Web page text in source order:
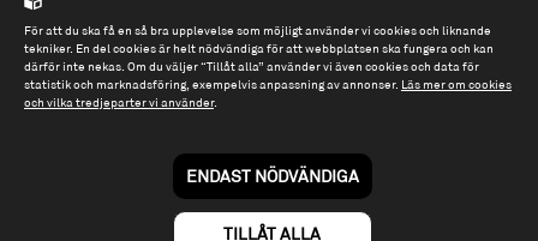
Org.nr: 556614-2906
Tel: 08 - 545 813 40
Om webbplatsen & cookies
Till spiltan.se
För att du ska få en så bra upplevelse som möjligt använder vi cookies och liknande
tekniker. En del cookies är helt nödvändiga för att webbplatsen ska fungera och kan
därför inte nekas. Om du väljer “Tillåt alla” använder vi även cookies och data för
statistik och marknadsföring, exempelvis anpassning av annonser. Läs mer om cookies
och vilka tredjeparter vi använder.
ENDAST NÖDVÄNDIGA
TILLÅT ALLA